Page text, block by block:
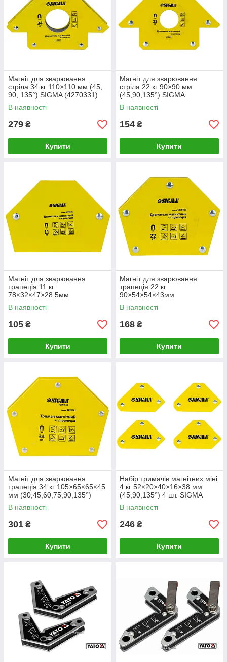
Магніт для зварювання
стріла 34 кг 110×110 мм (45,
90, 135°) SIGMA (4270331)
В наявності
279 ₴
Купити
Магніт для зварювання
стріла 22 кг 90×90 мм
(45,90,135°) SIGMA
(4270321)
В наявності
154 ₴
Купити
Магніт для зварювання
трапеція 11 кг
78×32×47×28.5мм
(30,45,60,90,75,135°) SIGMA
(4270341)
В наявності
105 ₴
Купити
Магніт для зварювання
трапеція 22 кг
90×54×54×43мм
(30,45,60,75,90,135°) SIGMA
(4270351)
В наявності
168 ₴
Купити
Магніт для зварювання
трапеція 34 кг 105×65×65×45
мм (30,45,60,75,90,135°)
SIGMA (4270361)
В наявності
301 ₴
Купити
Набір тримачів магнітних міні
4 кг 52×20×40×16×38 мм
(45,90,135°) 4 шт. SIGMA
(4270251)
В наявності
246 ₴
Купити